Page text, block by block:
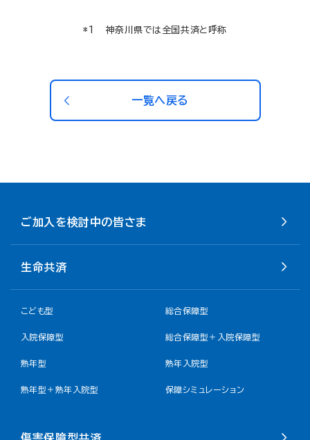
神奈川県では全国共済と呼称
一覧へ戻る
ご加入を検討中の皆さま
生命共済
こども型 総合保障型
入院保障型 総合保障型＋入院保障型
熟年型 熟年入院型
熟年型＋熟年入院型 保障シミュレーション